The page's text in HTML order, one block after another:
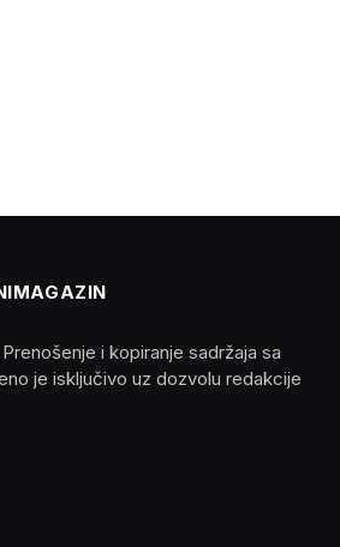
i kopiranje sadržaja sa
je isključivo uz dozvolu redakcije